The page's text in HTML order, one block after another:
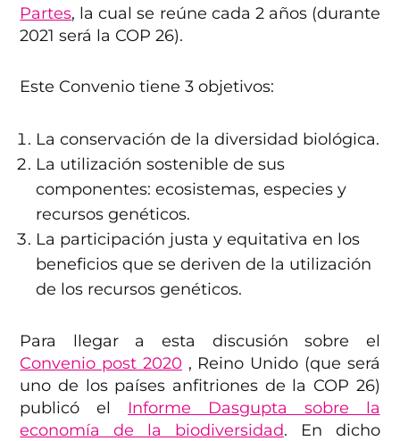
Partes, la cual se reúne cada 2 años (durante
2021 será la COP 26).
Este Convenio tiene 3 objetivos:
La conservación de la diversidad biológica.
La utilización sostenible de sus
componentes: ecosistemas, especies y
recursos genéticos.
La participación justa y equitativa en los
beneficios que se deriven de la utilización
de los recursos genéticos.
Para llegar a esta discusión sobre el
Convenio post 2020 , Reino Unido (que será
uno de los países anfitriones de la COP 26)
publicó el Informe Dasgupta sobre la
economía de la biodiversidad. En dicho